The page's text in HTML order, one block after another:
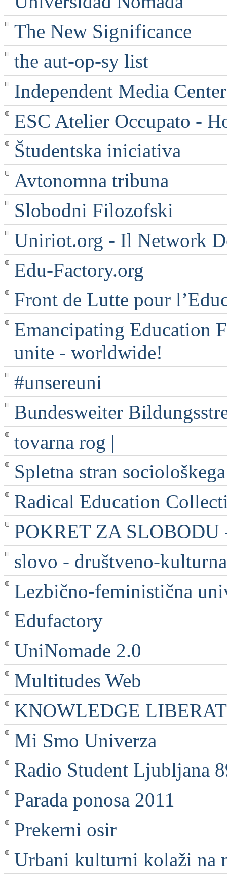
The New Significance
the aut-op-sy list
Independent Media
ESC Atelier Occupato -
Študentska iniciativa
Avtonomna tribuna
Slobodni Filozofski
Uniriot.org - Il Network
Edu-Factory.org
Front de Lutte pour
Emancipating Education
unite - worldwide!
#unsereuni
Bundesweiter
tovarna rog |
Spletna stran
Radical Education
POKRET ZA SLOBODU
slovo - društveno-
Lezbično-feministična
Edufactory
UniNomade 2.0
Multitudes Web
KNOWLEDGE
Mi Smo Univerza
Radio Student Ljubljana
Parada ponosa 2011
Prekerni osir
Urbani kulturni kolaži na